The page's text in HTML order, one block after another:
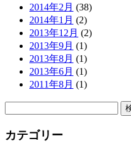
2014年2月 (38)
2014年1月 (2)
2013年12月 (2)
2013年9月 (1)
2013年8月 (1)
2013年6月 (1)
2011年8月 (1)
カテゴリー